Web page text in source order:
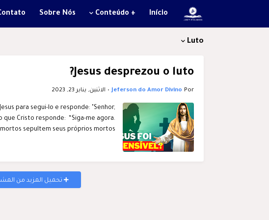
Início
+ Conteúdo
Sobre Nós
Luto
Jesus desprezou o luto?
Por
Jeferson do Amor Divino
• الاثنين, يناير 23, 2023
para segui-lo e responde: "Senhor,
que Cristo responde: “Siga-me agora.
sepultem seus próprios mortos”…
تحميل المزيد من